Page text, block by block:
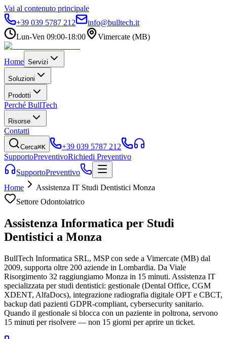
Vai al contenuto principale
+39 039 5787 212
info@bulltech.it
Lun-Ven 09:00-18:00
Vimercate (MB)
Home Servizi
Soluzioni
Prodotti
Perché BullTech
Risorse
Contatti
Cerca⌘K
+39 039 5787 212
SupportoPreventivoRichiedi Preventivo
SupportoPreventivo
Home
Assistenza IT Studi Dentistici Monza
Settore Odontoiatrico
Assistenza Informatica per Studi
Dentistici a Monza
BullTech Informatica SRL, MSP con sede a Vimercate (MB) dal
2009, supporta oltre 200 aziende in Lombardia. Da Viale
Risorgimento 32 raggiungiamo Monza in 15 minuti. Assistenza IT
specializzata per studi dentistici: gestionale (Dental Office, CGM
XDENT, AlfaDocs), integrazione radiografia digitale OPT e CBCT,
backup dati pazienti GDPR-compliant, cybersecurity sanitario.
Quando il gestionale si blocca con un paziente in poltrona, servono
15 minuti per risolvere — non 15 giorni per aprire un ticket.